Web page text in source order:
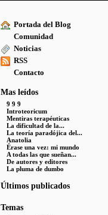
Portada del Blog
Comunidad
Noticias
RSS
Contacto
Mas leídos
9 9 9
Introteoricum
Mentiras terapéuticas
La dificultad de la...
La teoría paradójica del...
Anatolia
Érase una vez: mi mundo
A todas las que sueñan...
De autores y editores
La pluma de dumbo
Últimos publicados
Temas